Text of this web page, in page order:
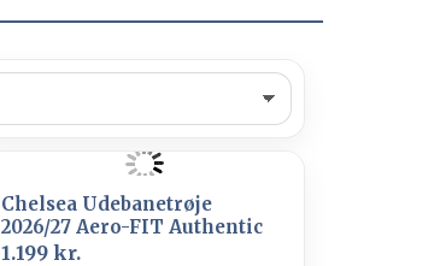
Chelsea Udebanetrøje
2026/27 Aero-FIT Authentic
1.199 kr.